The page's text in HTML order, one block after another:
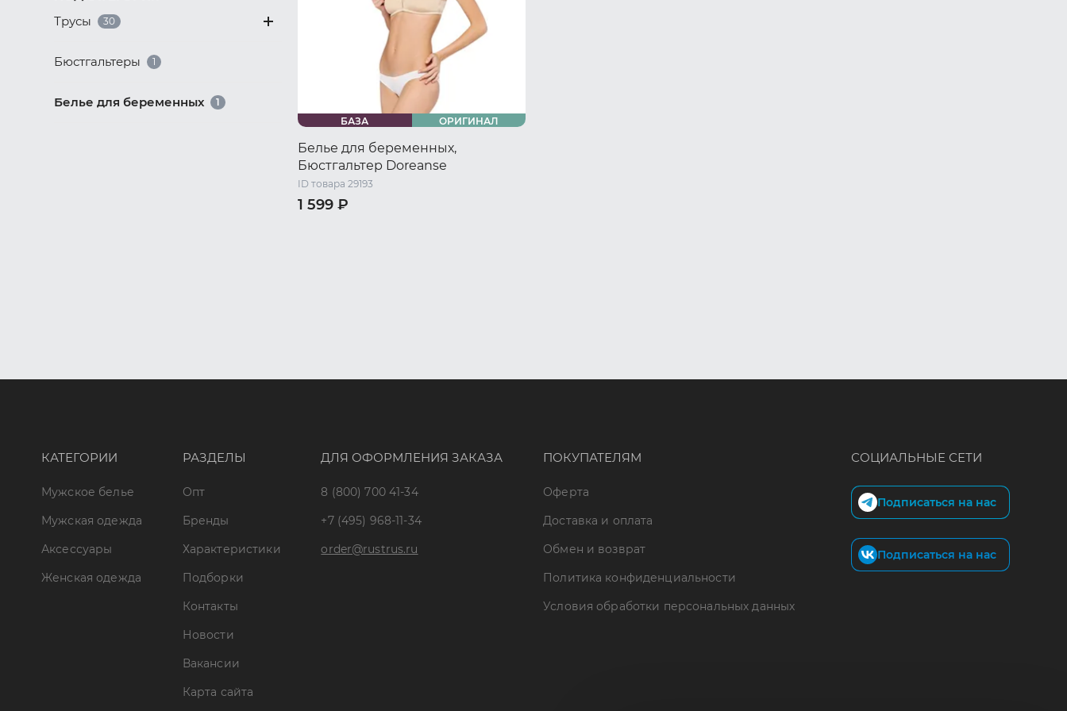
Трусы
30
Бюстгальтеры 1
Белье для беременных 1
БАЗА ОРИГИНАЛ
Белье для беременных,
Бюстгальтер Doreanse
ID товара 29193
1 599 ₽
КАТЕГОРИИ
Мужское белье
Мужская одежда
Аксессуары
Женская одежда
РАЗДЕЛЫ
Опт
Бренды
Характеристики
Подборки
Контакты
Новости
Вакансии
Карта сайта
ДЛЯ ОФОРМЛЕНИЯ ЗАКАЗА
8 (800) 700 41-34
+7 (495) 968-11-34
order@rustrus.ru
ПОКУПАТЕЛЯМ
Оферта
Доставка и оплата
Обмен и возврат
Политика конфиденциальности
Условия обработки персональных данных
СОЦИАЛЬНЫЕ СЕТИ
Подписаться на нас
Подписаться на нас